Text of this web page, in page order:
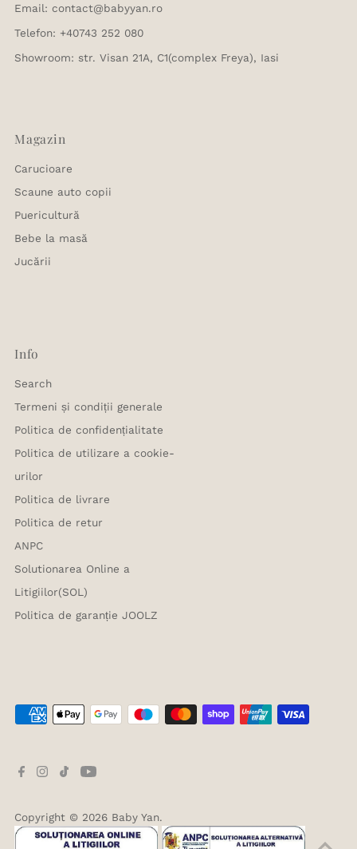
Email: contact@babyyan.ro
Telefon: +40743 252 080
Showroom: str. Visan 21A, C1(complex Freya), Iasi
Magazin
Carucioare
Scaune auto copii
Puericultură
Bebe la masă
Jucării
Info
Search
Termeni și condiții generale
Politica de confidențialitate
Politica de utilizare a cookie-
urilor
Politica de livrare
Politica de retur
ANPC
Solutionarea Online a
Litigiilor(SOL)
Politica de garanție JOOLZ
Copyright © 2026 Baby Yan.